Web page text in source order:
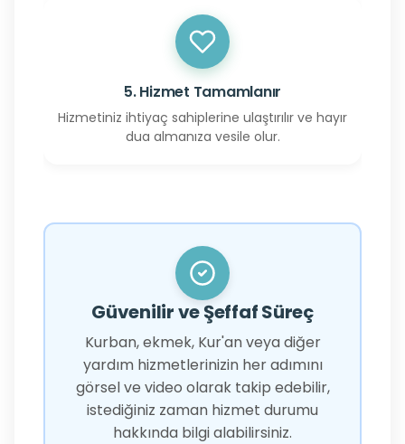
5. Hizmet Tamamlanır
Hizmetiniz ihtiyaç sahiplerine ulaştırılır ve hayır
dua almanıza vesile olur.
Güvenilir ve Şeffaf Süreç
Kurban, ekmek, Kur'an veya diğer
yardım hizmetlerinizin her adımını
görsel ve video olarak takip edebilir,
istediğiniz zaman hizmet durumu
hakkında bilgi alabilirsiniz.